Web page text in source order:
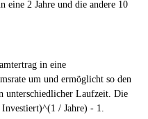
eine 2 Jahre und die andere 10
in eine
um und ermöglicht so den
unterschiedlicher Laufzeit. Die
/ Jahre) - 1.